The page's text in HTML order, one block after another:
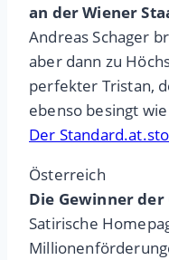
an der Wiener
Andreas Schager
aber dann zu
perfekter Tristan,
ebenso besingt
Der
Österreich
Die Gewinner der
Satirische